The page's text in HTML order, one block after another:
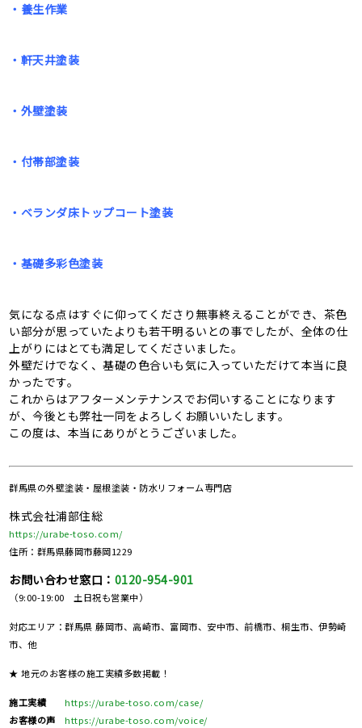
・養生作業
・軒天井塗装
・外壁塗装
・付帯部塗装
・ベランダ床トップコート塗装
・基礎多彩色塗装
気になる点はすぐに仰ってくださり無事終えることができ、茶色
い部分が思っていたよりも若干明るいとの事でしたが、全体の仕
上がりにはとても満足してくださいました。
外壁だけでなく、基礎の色合いも気に入っていただけて本当に良
かったです。
これからはアフターメンテナンスでお伺いすることになります
が、今後とも弊社一同をよろしくお願いいたします。
この度は、本当にありがとうございました。
群馬県の外壁塗装・屋根塗装・防水リフォーム専門店
株式会社浦部住総
https://urabe-toso.com/
住所：群馬県藤岡市藤岡1229
お問い合わせ窓口： 0120-954-901
（9:00-19:00 土日祝も営業中）
対応エリア：群馬県 藤岡市、高崎市、富岡市、安中市、前橋市、桐生市、伊勢崎
市、他
★ 地元のお客様の施工実績多数掲載！
施工実績
https://urabe-toso.com/case/
お客様の声
https://urabe-toso.com/voice/